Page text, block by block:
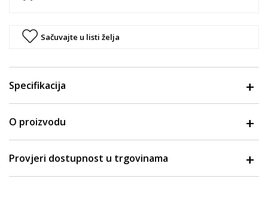
Sačuvajte u listi želja
Specifikacija
O proizvodu
Provjeri dostupnost u trgovinama